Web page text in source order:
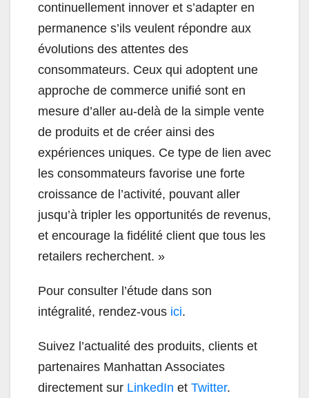
continuellement innover et s’adapter en
permanence s’ils veulent répondre aux
évolutions des attentes des
consommateurs. Ceux qui adoptent une
approche de commerce unifié sont en
mesure d’aller au-delà de la simple vente
de produits et de créer ainsi des
expériences uniques. Ce type de lien avec
les consommateurs favorise une forte
croissance de l’activité, pouvant aller
jusqu’à tripler les opportunités de revenus,
et encourage la fidélité client que tous les
retailers recherchent. »
Pour consulter l’étude dans son
intégralité, rendez-vous ici.
Suivez l’actualité des produits, clients et
partenaires Manhattan Associates
directement sur LinkedIn et Twitter.